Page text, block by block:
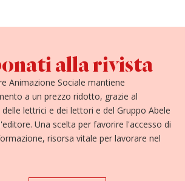
alla rivista
Animazione Sociale mantiene
a un prezzo ridotto, grazie al
lettrici e dei lettori e del Gruppo Abele
Una scelta per favorire l'accesso di
risorsa vitale per lavorare nel